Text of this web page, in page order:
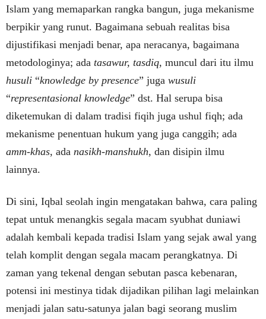
Islam yang memaparkan rangka bangun, juga mekanisme
berpikir yang runut. Bagaimana sebuah realitas bisa
dijustifikasi menjadi benar, apa neracanya, bagaimana
metodologinya; ada tasawur, tasdiq, muncul dari itu ilmu
husuli “knowledge by presence” juga wusuli
“representasional knowledge” dst. Hal serupa bisa
diketemukan di dalam tradisi fiqih juga ushul fiqh; ada
mekanisme penentuan hukum yang juga canggih; ada
amm-khas, ada nasikh-manshukh, dan disipin ilmu
lainnya.
Di sini, Iqbal seolah ingin mengatakan bahwa, cara paling
tepat untuk menangkis segala macam syubhat duniawi
adalah kembali kepada tradisi Islam yang sejak awal yang
telah komplit dengan segala macam perangkatnya. Di
zaman yang tekenal dengan sebutan pasca kebenaran,
potensi ini mestinya tidak dijadikan pilihan lagi melainkan
menjadi jalan satu-satunya jalan bagi seorang muslim